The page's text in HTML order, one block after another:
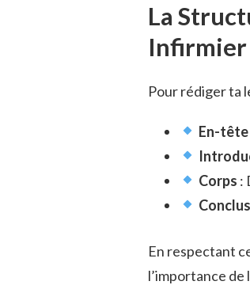
La
Infirmier
Pour rédiger ta
En-tête
Corps :
En respectant
l’importance